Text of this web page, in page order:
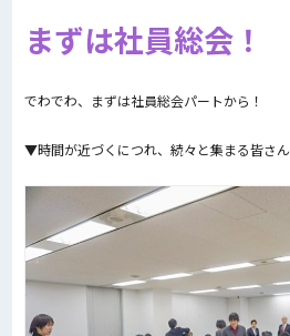
まずは社員総会！
でわでわ、まずは社員総会パートから！
▼時間が近づくにつれ、続々と集まる皆さん